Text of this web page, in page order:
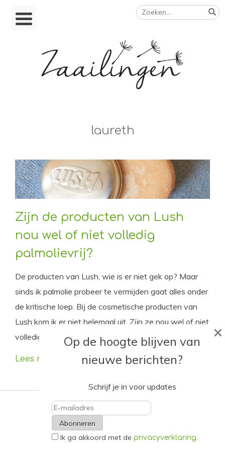
Skip
Zoeken
naar:
laureth
Zijn de producten van Lush
nou wel of niet volledig
palmolievrij?
De producten van Lush, wie is er niet gek op? Maar
sinds ik palmolie probeer te vermijden gaat alles onder
de kritische loep. Bij de cosmetische producten van
Lush kom ik er niet helemaal uit. Zijn ze nou wel of niet
volledig palmolievrij?
Lees meer
Op de hoogte blijven van
nieuwe berichten?
Schrijf je in voor updates
E-
mailadres
Ik ga akkoord met de privacyverklaring.
×